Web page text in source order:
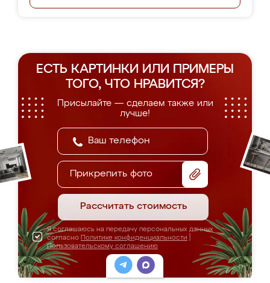
ЕСТЬ КАРТИНКИ ИЛИ ПРИМЕРЫ
ТОГО, ЧТО НРАВИТСЯ?
Присылайте — сделаем также или
лучше!
Прикрепить фото
Рассчитать стоимость
Я соглашаюсь на передачу персональных данных
согласно Политике конфиденциальности
Пользовательскому соглашению